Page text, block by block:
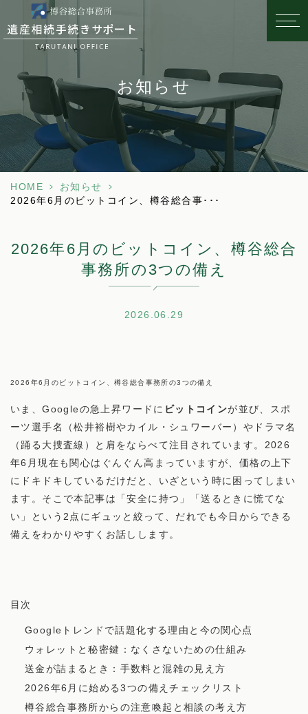
お知らせ
HOME > お知らせ
>
2026年6月のビットコイン、樽谷総合事･･･
2026年6月のビットコイン、樽谷総合
事務所の3つの備え
2026.06.29
2026年6月のビットコイン、樽谷総合事務所の3つの備え
いま、Googleの急上昇ワードに ビットコインが並び、スポ
ーツ選手名（松井裕樹やカイル・シュワーバー）やドラマ名
（踊る大捜査線）と肩をならべて注目されています。2026
年6月現在も関心はぐんぐん高まっていますが、価格の上下
にドキドキしているだけだと、いざという時に困ってしまい
ます。そこで本記事は「安全に持つ」「送るときに慌てな
い」という2点にギュッと絞って、だれでも今日からできる
備えをわかりやすくお話しします。
目次
Googleトレンドで話題化する理由と今の関心点
ウォレットと秘密鍵：なくさないための仕組み
送金が詰まるとき：手数料と混雑の見え方
2026年6月に始める3つの備えチェックリスト
樽谷総合事務所からの注意喚起と相談の考え方